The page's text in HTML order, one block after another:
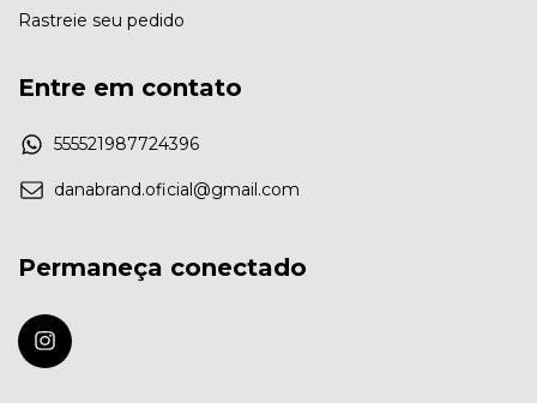
Rastreie seu pedido
Entre em contato
555521987724396
danabrand.oficial@gmail.com
Permaneça conectado